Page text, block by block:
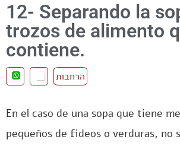
12- Separando la
trozos de alimento
contiene.
הרחבות
En el caso de una sopa que tiene
pequeños de fideos o verduras, no